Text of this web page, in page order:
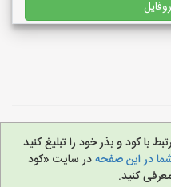
با کود و بذر خود را تبلیغ کنید
در این صفحهدر سایت «کود
کنید.